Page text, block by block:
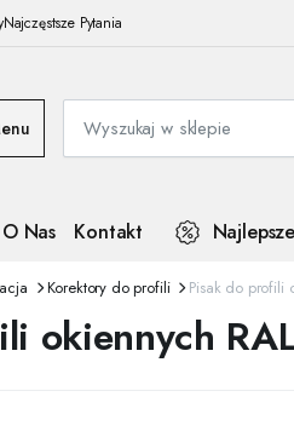
Najczęstsze Pytania
O Nas Kontakt
Korektory do profili Pisak do profili
okiennych